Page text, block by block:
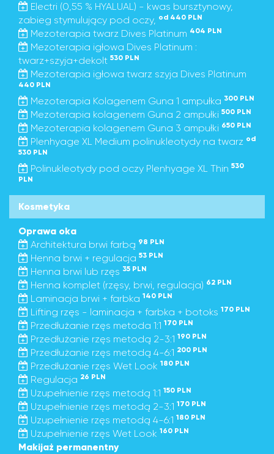
Electri (0,55 % HYALUAL) - kwas bursztynowy,
zabieg stymulujący pod oczy, od 440 PLN
Mezoterapia twarz Dives Platinum 404 PLN
Mezoterapia igłowa Dives Platinum :
twarz+szyja+dekolt 530 PLN
Mezoterapia igłowa twarz szyja Dives Platinum
440 PLN
Mezoterapia Kolagenem Guna 1 ampułka 300 PLN
Mezoterapia kolagenem Guna 2 ampułki 500 PLN
Mezoterapia kolagenem Guna 3 ampułki 650 PLN
Plenhyage XL Medium polinukleotydy na twarz od
530 PLN
Polinukleotydy pod oczy Plenhyage XL Thin 530
PLN
Kosmetyka
Oprawa oka
Architektura brwi farbą 98 PLN
Henna brwi + regulacja 53 PLN
Henna brwi lub rzęs 35 PLN
Henna komplet (rzęsy, brwi, regulacja) 62 PLN
Laminacja brwi + farbka 140 PLN
Lifting rzęs - laminacja + farbka + botoks 170 PLN
Przedłużanie rzęs metoda 1:1 170 PLN
Przedłużanie rzęs metodą 2-3:1 190 PLN
Przedłużanie rzęs metodą 4-6:1 200 PLN
Przedłużanie rzęs Wet Look 180 PLN
Regulacja 26 PLN
Uzupełnienie rzęs metodą 1:1 150 PLN
Uzupełnienie rzęs metodą 2-3:1 170 PLN
Uzupełnienie rzęs metodą 4-6:1 180 PLN
Uzupełnienie rzęs Wet Look 160 PLN
Makijaż permanentny